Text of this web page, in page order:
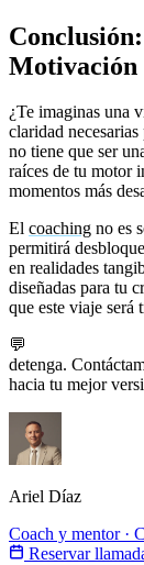
Motivación
¿Te imaginas una
claridad
no tiene que ser
raíces de tu motor
momentos más
El coaching no es
permitirá
en realidades
diseñadas para tu
que este viaje será
💬
detenga.
hacia tu mejor
Ariel Díaz
Coach y mentor ·
Reservar